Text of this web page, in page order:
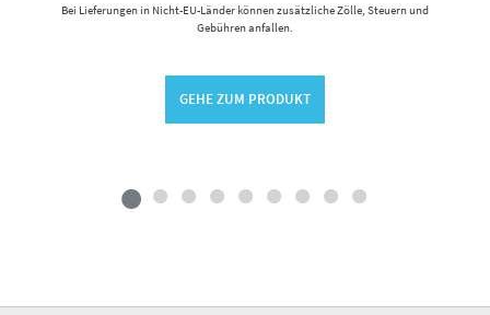
Bei Lieferungen in Nicht-EU-Länder können zusätzliche Zölle, Steuern und
Gebühren anfallen.
GEHE ZUM PRODUKT